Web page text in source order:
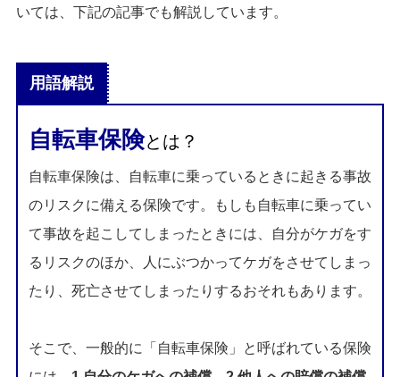
いては、下記の記事でも解説しています。
用語解説
自転車保険とは？
自転車保険は、自転車に乗っているときに起きる事故
のリスクに備える保険です。もしも自転車に乗ってい
て事故を起こしてしまったときには、自分がケガをす
るリスクのほか、人にぶつかってケガをさせてしまっ
たり、死亡させてしまったりするおそれもあります。
そこで、一般的に「自転車保険」と呼ばれている保険